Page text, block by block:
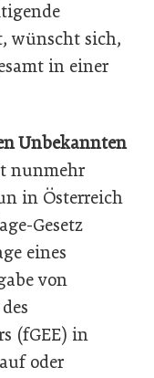
wünscht sich,
in einer
Unbekannten
nunmehr
in Österreich
Gesetz
eines
von
(fGEE) in
oder